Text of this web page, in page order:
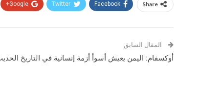
Share
Facebook
Twitter
Google+
المقال السابق
أوكسفام: اليمن يعيش أسوأ أزمة إنسانية في التاريخ